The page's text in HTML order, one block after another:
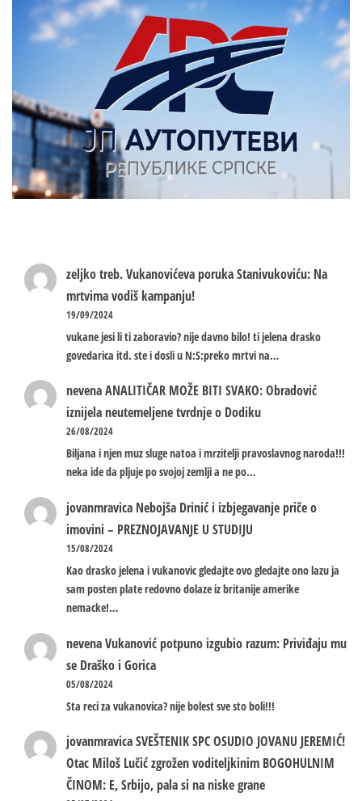
zeljko treb.Vukanovićeva poruka Stanivukoviću: Na
mrtvima vodiš kampanju!
19/09/2024
vukane jesi li ti zaboravio? nije davno bilo! ti jelena drasko
govedarica itd. ste i dosli u N:S:preko mrtvi na…
nevenaANALITIČAR MOŽE BITI SVAKO: Obradović
iznijela neutemeljene tvrdnje o Dodiku
26/08/2024
Biljana i njen muz sluge natoa i mrzitelji pravoslavnog naroda!!!
neka ide da pljuje po svojoj zemlji a ne po…
jovanmravica Nebojša Drinić i izbjegavanje priče o
imovini – PREZNOJAVANJE U STUDIJU
15/08/2024
Kao drasko jelena i vukanovic gledajte ovo gledajte ono lazu ja
sam posten plate redovno dolaze iz britanije amerike
nemacke!…
nevenaVukanović potpuno izgubio razum: Priviđaju mu
se Draško i Gorica
05/08/2024
Sta reci za vukanovica? nije bolest sve sto boli!!!
jovanmravicaSVEŠTENIK SPC OSUDIO JOVANU JEREMIĆ!
Otac Miloš Lučić zgrožen voditeljkinim BOGOHULNIM
ČINOM: E, Srbijo, pala si na niske grane